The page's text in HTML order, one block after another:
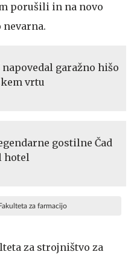
porušili in na novo
napovedal garažno hišo
vrtu
gostilne Čad
hotel
za farmacijo
za strojništvo za